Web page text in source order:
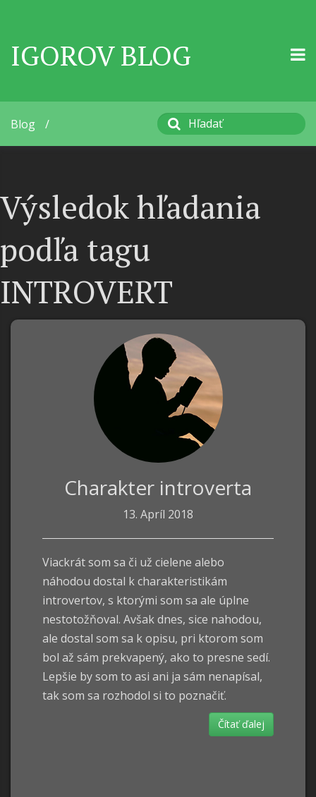
IGOROV BLOG
Blog /
Výsledok hľadania
podľa tagu
INTROVERT
Charakter introverta
13. Apríl 2018
Viackrát som sa či už cielene alebo
náhodou dostal k charakteristikám
introvertov, s ktorými som sa ale úplne
nestotožňoval. Avšak dnes, sice nahodou,
ale dostal som sa k opisu, pri ktorom som
bol až sám prekvapený, ako to presne sedí.
Lepšie by som to asi ani ja sám nenapísal,
tak som sa rozhodol si to poznačiť.
Čítať ďalej